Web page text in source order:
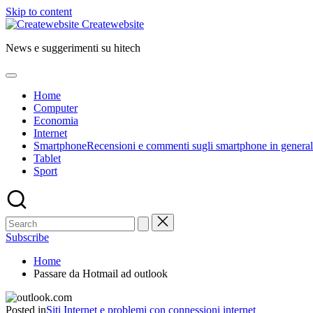
Skip to content
Createwebsite
News e suggerimenti su hitech
Home
Computer
Economia
Internet
SmartphoneRecensioni e commenti sugli smartphone in
Tablet
Sport
Subscribe
Home
Passare da Hotmail ad outlook
Posted inSiti Internet e problemi con connessioni internet